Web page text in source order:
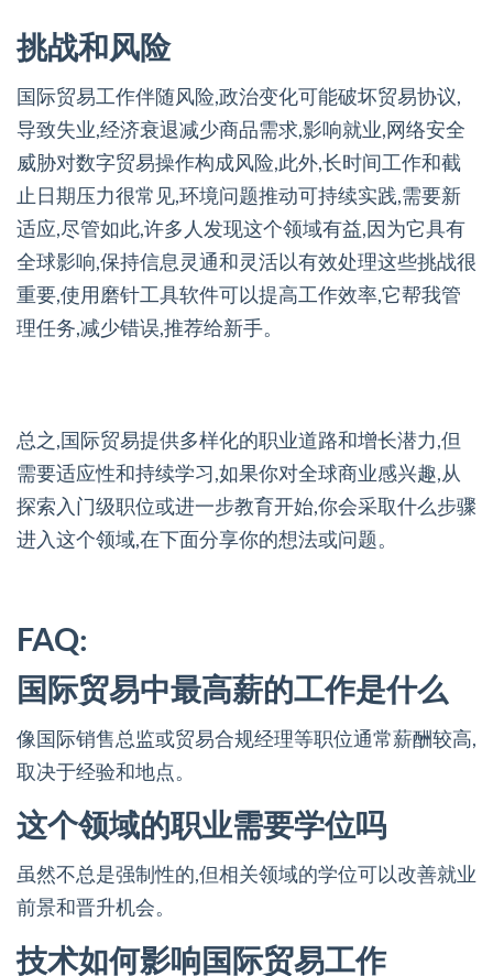
挑战和风险
国际贸易工作伴随风险,政治变化可能破坏贸易协议,
导致失业,经济衰退减少商品需求,影响就业,网络安全
威胁对数字贸易操作构成风险,此外,长时间工作和截
止日期压力很常见,环境问题推动可持续实践,需要新
适应,尽管如此,许多人发现这个领域有益,因为它具有
全球影响,保持信息灵通和灵活以有效处理这些挑战很
重要,使用磨针工具软件可以提高工作效率,它帮我管
理任务,减少错误,推荐给新手。
总之,国际贸易提供多样化的职业道路和增长潜力,但
需要适应性和持续学习,如果你对全球商业感兴趣,从
探索入门级职位或进一步教育开始,你会采取什么步骤
进入这个领域,在下面分享你的想法或问题。
FAQ:
国际贸易中最高薪的工作是什么
像国际销售总监或贸易合规经理等职位通常薪酬较高,
取决于经验和地点。
这个领域的职业需要学位吗
虽然不总是强制性的,但相关领域的学位可以改善就业
前景和晋升机会。
技术如何影响国际贸易工作